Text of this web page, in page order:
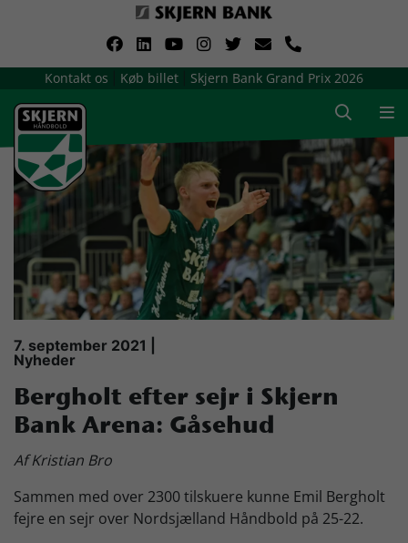
Kontakt os Køb billet Skjern Bank Grand Prix 2026
Om Skjern Håndbold
Ligatruppen
Sponsorer
Billetsalg / sæsonkort
Presse
Samarbejdsklubber
Nyhedsbrev
7. september 2021 |
Nyheder
Bergholt efter sejr i Skjern
Bank Arena: Gåsehud
Af Kristian Bro
Sammen med over 2300 tilskuere kunne Emil Bergholt
fejre en sejr over Nordsjælland Håndbold på 25-22.